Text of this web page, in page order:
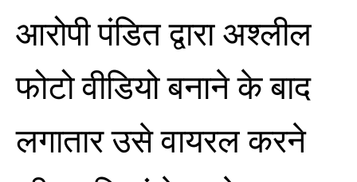
आरोपी पंडित द्वारा अश्लील
फोटो वीडियो बनाने के बाद
लगातार उसे वायरल करने